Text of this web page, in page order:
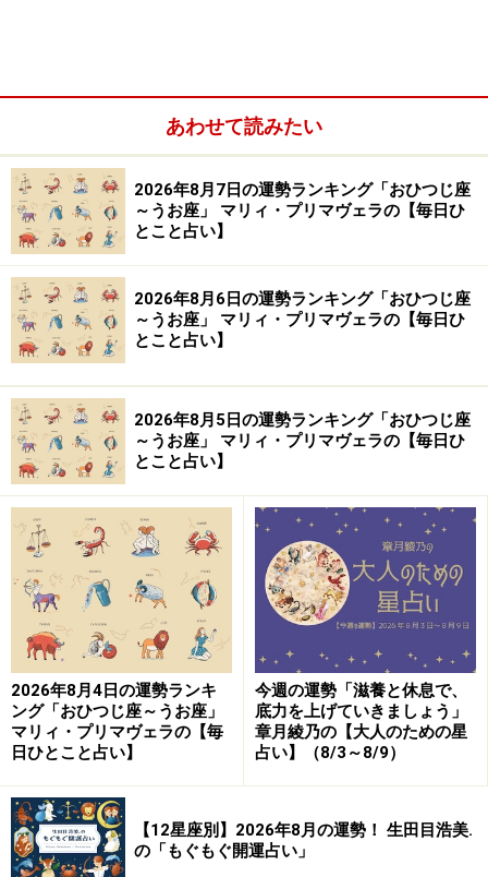
ふたご座／双子座（5月21日～6月21日生まれ）
かに座／蟹座（6月22日～7月22日生まれ）
しし座／獅子座（7月23日～8月22日生まれ）
おとめ座／乙女座（8月23日～9月22日生まれ）
てんびん座／天秤座（9月23日～10月23日生まれ）
さそり座／蠍座（10月24日～11月22日生まれ）
いて座／射手座（11月23日～12月21日生まれ）
みずがめ座／水瓶座（1月20日～2月18日生まれ）
うお座／魚座（2月19日～3月20日生まれ）
おひつじ座／牡羊座（3月21日～4月19日生
まれ）
世界は、鈍化中。
甲斐甲斐しくケアを。
＞【詳しく見る】全体運、社交運、恋愛運などはこちら
おうし座／牡牛座（4月20日～5月20日生ま
れ）
あわせて読みたい
2026年8月7日の運勢ランキング「おひつじ座
～うお座」 マリィ・プリマヴェラの【毎日ひ
とこと占い】
2026年8月6日の運勢ランキング「おひつじ座
～うお座」 マリィ・プリマヴェラの【毎日ひ
とこと占い】
2026年8月5日の運勢ランキング「おひつじ座
～うお座」 マリィ・プリマヴェラの【毎日ひ
とこと占い】
2026年8月4日の運勢ランキ
ング「おひつじ座～うお座」
マリィ・プリマヴェラの【毎
日ひとこと占い】
今週の運勢「滋養と休息で、
底力を上げていきましょう」
章月綾乃の【大人のための星
占い】（8/3～8/9）
【12星座別】2026年8月の運勢！ 生田目浩美.
の「もぐもぐ開運占い」